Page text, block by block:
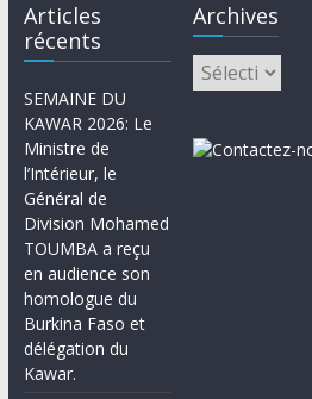
Articles
récents
SEMAINE DU
KAWAR 2026: Le
Ministre de
l’Intérieur, le
Général de
Division Mohamed
TOUMBA a reçu
en audience son
homologue du
Burkina Faso et
délégation du
Kawar.
Archives